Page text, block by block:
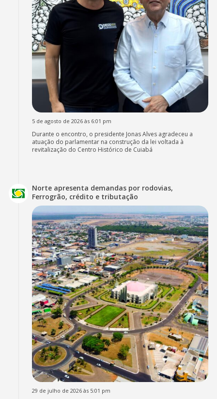
5 de agosto de 2026 às 6:01 pm
Durante o encontro, o presidente Jonas Alves agradeceu a
atuação do parlamentar na construção da lei voltada à
revitalização do Centro Histórico de Cuiabá
Norte apresenta demandas por rodovias,
Ferrogrão, crédito e tributação
29 de julho de 2026 às 5:01 pm